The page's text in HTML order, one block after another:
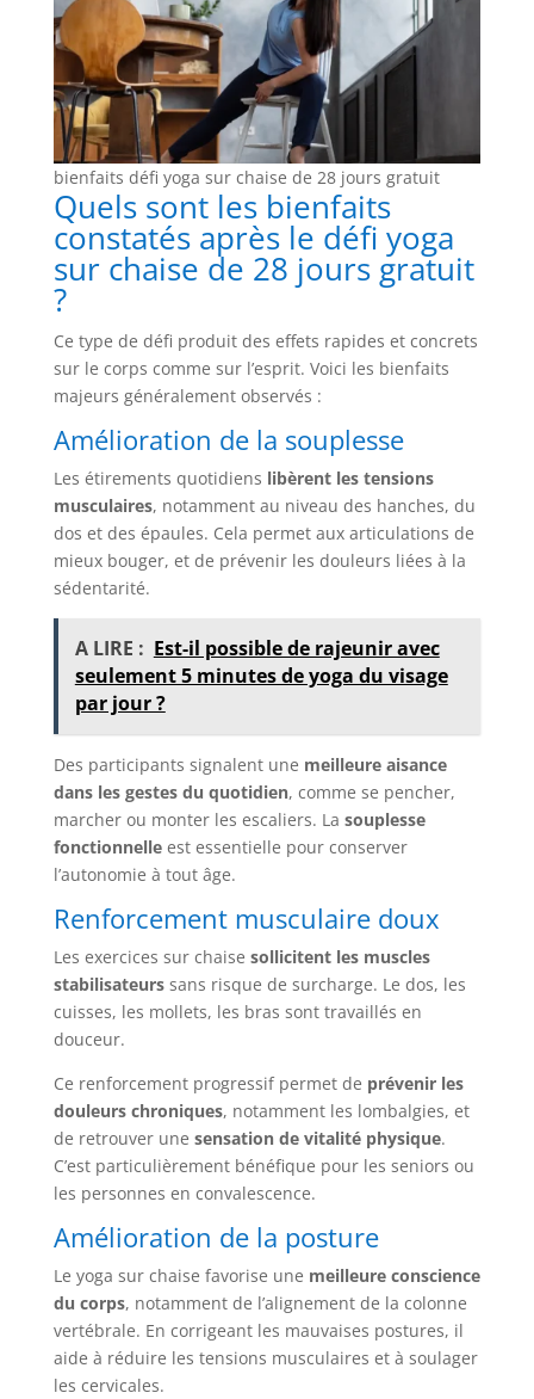
bienfaits défi yoga sur chaise de 28 jours gratuit
Quels sont les bienfaits
constatés après le défi yoga
sur chaise de 28 jours gratuit
?
Ce type de défi produit des effets rapides et concrets
sur le corps comme sur l’esprit. Voici les bienfaits
majeurs généralement observés :
Amélioration de la souplesse
Les étirements quotidiens libèrent les tensions
musculaires, notamment au niveau des hanches, du
dos et des épaules. Cela permet aux articulations de
mieux bouger, et de prévenir les douleurs liées à la
sédentarité.
A LIRE : Est-il possible de rajeunir avec
seulement 5 minutes de yoga du visage
par jour ?
Des participants signalent une meilleure aisance
dans les gestes du quotidien, comme se pencher,
marcher ou monter les escaliers. La souplesse
fonctionnelleest essentielle pour conserver
l’autonomie à tout âge.
Renforcement musculaire doux
Les exercices sur chaise sollicitent les muscles
stabilisateurssans risque de surcharge. Le dos, les
cuisses, les mollets, les bras sont travaillés en
douceur.
Ce renforcement progressif permet de prévenir les
douleurs chroniques, notamment les lombalgies, et
de retrouver une sensation de vitalité physique.
C’est particulièrement bénéfique pour les seniors ou
les personnes en convalescence.
Amélioration de la posture
Le yoga sur chaise favorise une meilleure conscience
du corps, notamment de l’alignement de la colonne
vertébrale. En corrigeant les mauvaises postures, il
aide à réduire les tensions musculaires et à soulager
les cervicales.